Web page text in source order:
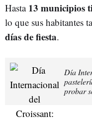
Hasta 13 municipios
lo que sus habitantes
días de fiesta.
Día
probar